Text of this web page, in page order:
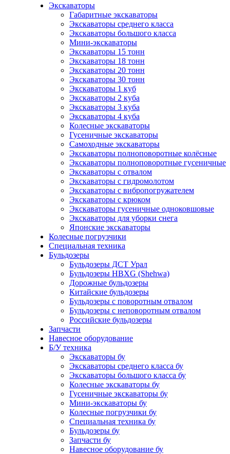
Экскаваторы
Габаритные экскаваторы
Экскаваторы среднего класса
Экскаваторы большого класса
Мини-экскаваторы
Экскаваторы 15 тонн
Экскаваторы 18 тонн
Экскаваторы 20 тонн
Экскаваторы 30 тонн
Экскаваторы 1 куб
Экскаваторы 2 куба
Экскаваторы 3 куба
Экскаваторы 4 куба
Колесные экскаваторы
Гусеничные экскаваторы
Самоходные экскаваторы
Экскаваторы полноповоротные колёсные
Экскаваторы полноповоротные гусеничные
Экскаваторы с отвалом
Экскаваторы с гидромолотом
Экскаваторы с вибропогружателем
Экскаваторы с крюком
Экскаваторы гусеничные одноковшовые
Экскаваторы для уборки снега
Японские экскаваторы
Колесные погрузчики
Специальная техника
Бульдозеры
Бульдозеры ДСТ Урал
Бульдозеры HBXG (Shehwa)
Дорожные бульдозеры
Китайские бульдозеры
Бульдозеры с поворотным отвалом
Бульдозеры с неповоротным отвалом
Российские бульдозеры
Запчасти
Навесное оборудование
Б/У техника
Экскаваторы бу
Экскаваторы среднего класса бу
Экскаваторы большого класса бу
Колесные экскаваторы бу
Гусеничные экскаваторы бу
Мини-экскаваторы бу
Колесные погрузчики бу
Специальная техника бу
Бульдозеры бу
Запчасти бу
Навесное оборудование бу